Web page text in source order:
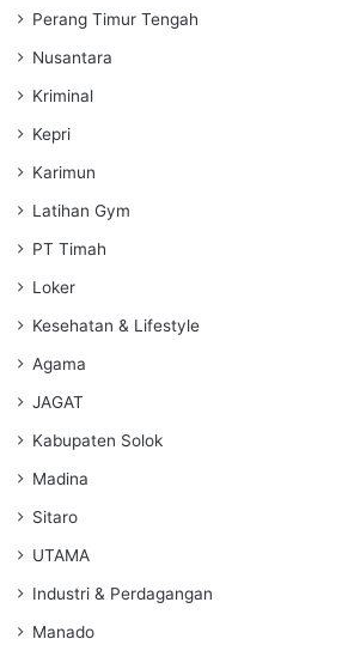
Perang Timur Tengah
Nusantara
Kriminal
Kepri
Karimun
Latihan Gym
PT Timah
Loker
Kesehatan & Lifestyle
Agama
JAGAT
Kabupaten Solok
Madina
Sitaro
UTAMA
Industri & Perdagangan
Manado